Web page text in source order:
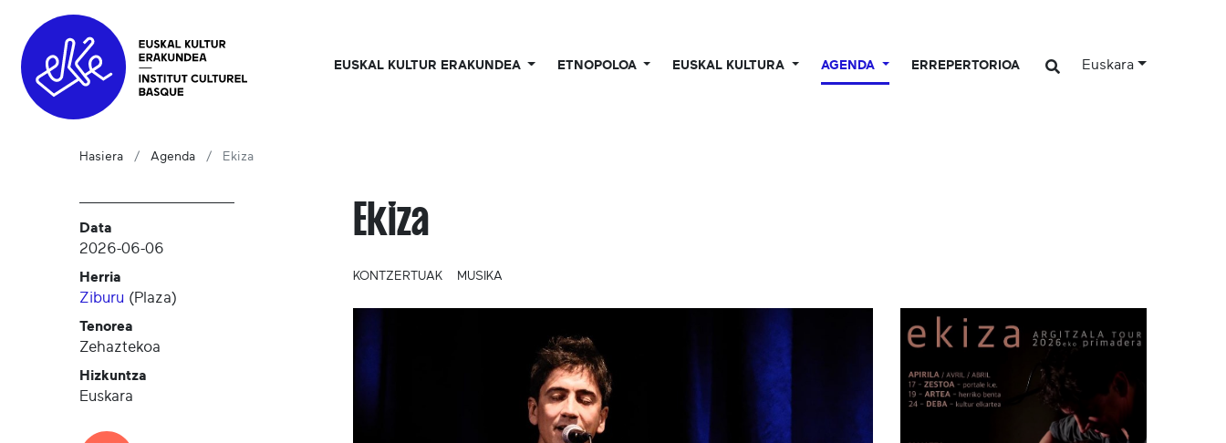
EUSKAL KULTUR ERAKUNDEA ETNOPOLOA EUSKAL KULTURA AGENDA ERREPERTORIOA Euskara
Hasiera Agenda Ekiza
Data
2026-06-06
Herria
Ziburu (Plaza)
Tenorea
Zehaztekoa
Hizkuntza
Euskara
Ekiza
KONTZERTUAK MUSIKA